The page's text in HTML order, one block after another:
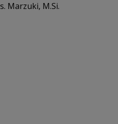
Marzuki, M.Si.